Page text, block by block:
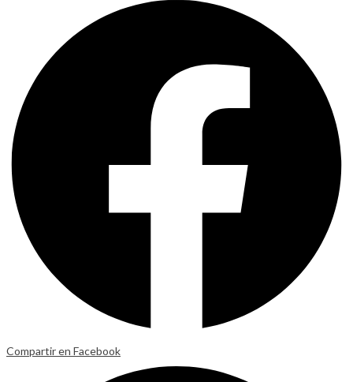
Compartir en Facebook